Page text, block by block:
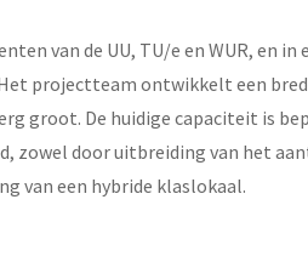
van de UU, TU/e en WUR, en in
projectteam ontwikkelt een
groot. De huidige capaciteit is
zowel door uitbreiding van het
van een hybride klaslokaal.